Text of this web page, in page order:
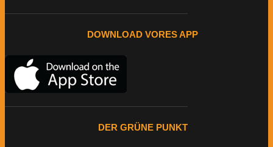
DOWNLOAD VORES APP
DER GRÜNE PUNKT